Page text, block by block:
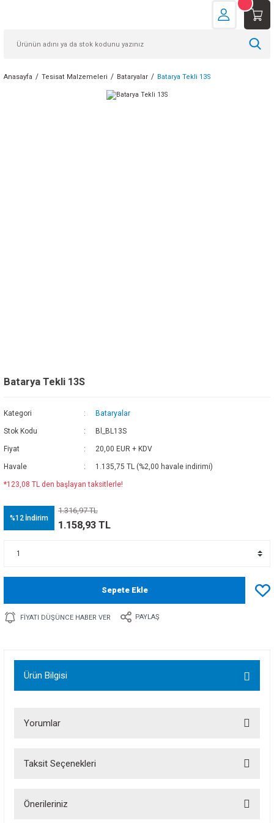
Anasayfa Tesisat Malzemeleri Bataryalar Batarya Tekli 13S
Batarya Tekli 13S
Kategori Bataryalar
Stok Kodu Bl_BL13S
Fiyat 20,00 EUR + KDV
Havale 1.135,75 TL (%2,00 havale indirimi)
*123,08 TL den başlayan taksitlerle!
%12 İndirim
1.316,97 TL
1.158,93 TL
Sepete Ekle
FIYATI DÜŞÜNCE HABER VER PAYLAŞ
Ürün Bilgisi
Yorumlar
Taksit Seçenekleri
Önerileriniz